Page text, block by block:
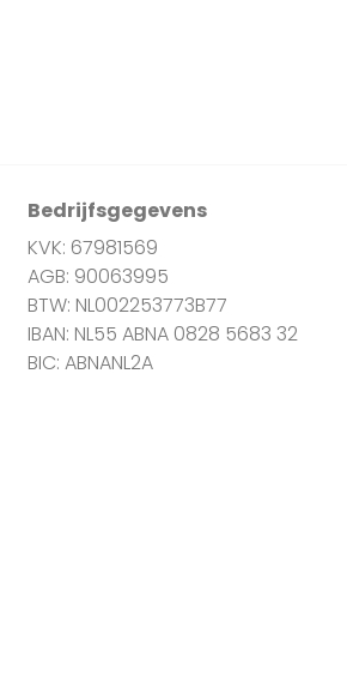
Bedrijfsgegevens
KVK: 67981569
AGB: 90063995
BTW: NL002253773B77
IBAN: NL55 ABNA 0828 5683 32
BIC: ABNANL2A